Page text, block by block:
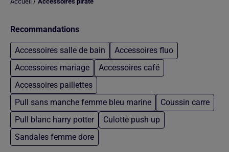
Recommandations
Accessoires salle de bain
Accessoires fluo
Accessoires mariage
Accessoires café
Accessoires paillettes
Pull sans manche femme bleu marine
Coussin carre
Pull blanc harry potter
Culotte push up
Sandales femme dore